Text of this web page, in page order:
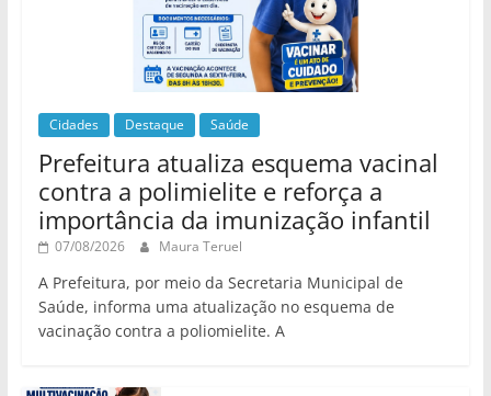
Cidades Destaque Saúde
Prefeitura atualiza esquema vacinal
contra a polimielite e reforça a
importância da imunização infantil
07/08/2026 Maura Teruel
A Prefeitura, por meio da Secretaria Municipal de
Saúde, informa uma atualização no esquema de
vacinação contra a poliomielite. A